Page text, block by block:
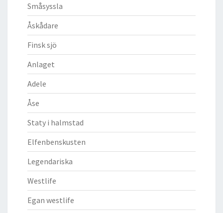
Småsyssla
Åskådare
Finsk sjö
Anlaget
Adele
Åse
Staty i halmstad
Elfenbenskusten
Legendariska
Westlife
Egan westlife